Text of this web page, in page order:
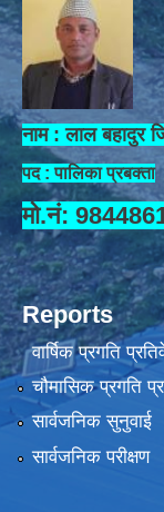
नाम : लाल बहादुर
पद : पालिका प्रबक्ता
मो.नं:
Reports
वार्षिक प्रगति
चौमासिक प्रगति
सार्वजनिक सुनुवाई
सार्वजनिक परीक्षण